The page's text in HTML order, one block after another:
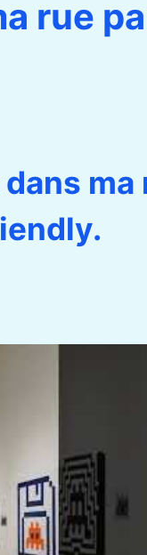
rue
ma